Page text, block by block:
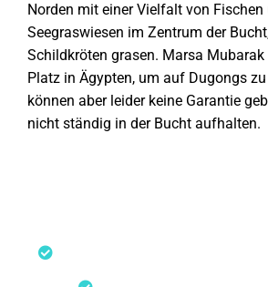
Norden mit einer Vielfalt von Fischen
Seegraswiesen im Zentrum der
Schildkröten grasen. Marsa
Platz in Ägypten, um auf Dugongs
können aber leider keine Garantie
nicht ständig in der Bucht aufhalten.